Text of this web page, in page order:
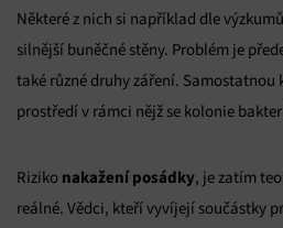
Některé z nich si například dle
silnější buněčné stěny. Problém je
také různé druhy záření.
prostředí v rámci nějž se kolonie
Riziko nakažení posádky, je zatím
reálné. Vědci, kteří vyvíjejí součástky